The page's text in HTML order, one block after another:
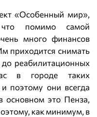
«Особенный мир»,
помимо самой
много финансов
приходится снимать
реабилитационных
в городе таких
поэтому они всегда
основном это Пенза,
как минимум, в